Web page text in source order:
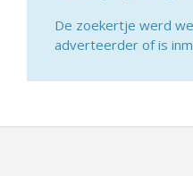
De zoekertje werd
adverteerder of is